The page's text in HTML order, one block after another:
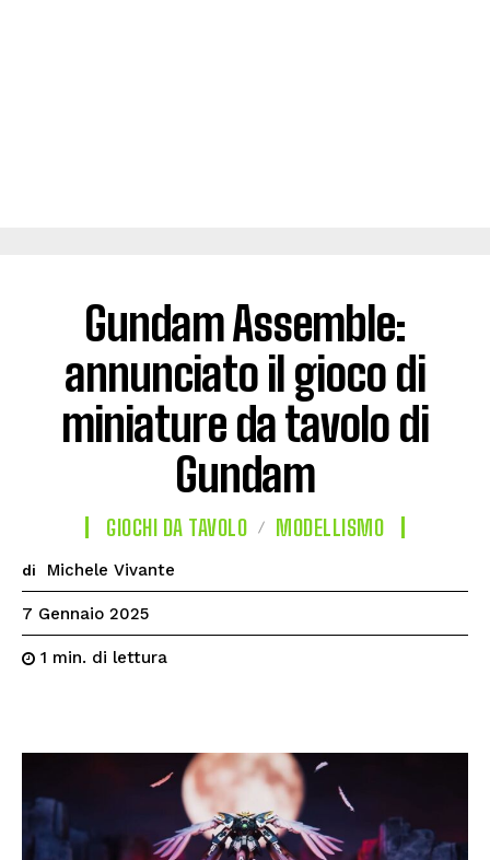
Gundam Assemble:
annunciato il gioco di
miniature da tavolo di
Gundam
GIOCHI DA TAVOLO MODELLISMO
di Michele Vivante
7 Gennaio 2025
1 min. di lettura